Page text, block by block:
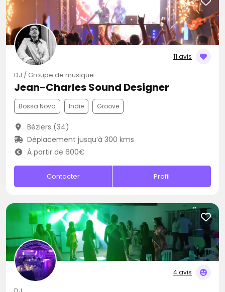
11 avis
DJ / Groupe de musique
Jean-Charles Sound Designer
Bossa Nova Indie Groove
Béziers (34)
Déplacement jusqu’à 300 kms
À partir de 600€
Contacter Profil
4 avis